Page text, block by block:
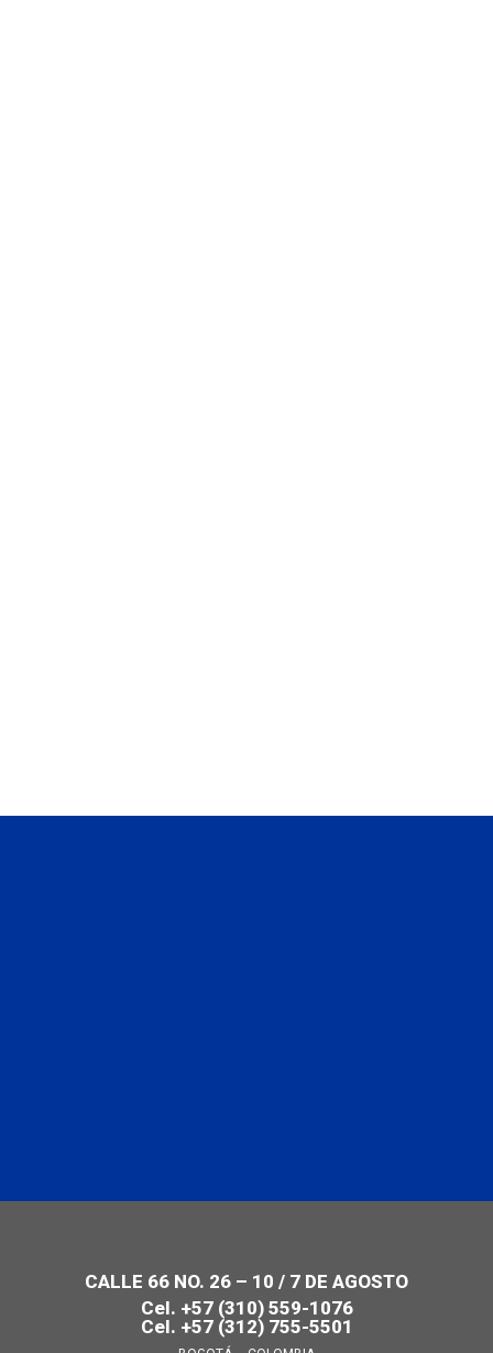
CALLE 66 NO. 26 – 10 / 7 DE AGOSTO
Cel. +57 (310) 559-1076
Cel. +57 (312) 755-5501